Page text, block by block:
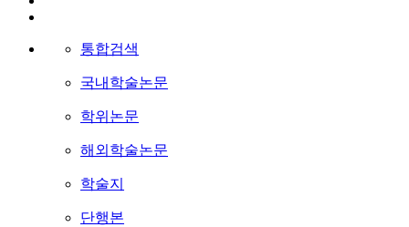
통합검색
국내학술논문
학위논문
해외학술논문
학술지
단행본